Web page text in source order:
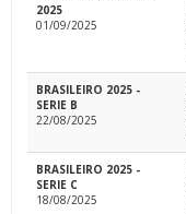
2025
01/09/2025
BRASILEIRO 2025 -
SERIE B
22/08/2025
BRASILEIRO 2025 -
SERIE C
18/08/2025